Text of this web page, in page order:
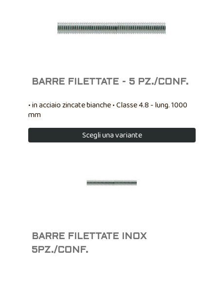
BARRE FILETTATE - 5 PZ./CONF.
• in acciaio zincate bianche • Classe 4.8 - lung. 1000
mm
Scegli una variante
BARRE FILETTATE INOX
5PZ./CONF.